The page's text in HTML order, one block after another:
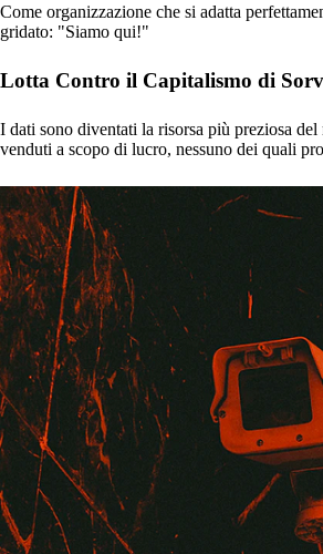
Come organizzazione che si adatta
gridato: "Siamo qui!"
Lotta Contro il Capitalismo di
I dati sono diventati la risorsa più preziosa
venduti a scopo di lucro, nessuno dei quali